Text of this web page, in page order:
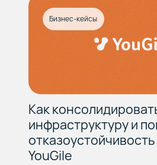
Бизнес-кейсы
Как
инфраструктуру и
YouGile